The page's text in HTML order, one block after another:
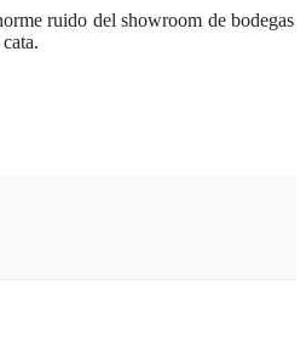
ruido del showroom de bodegas